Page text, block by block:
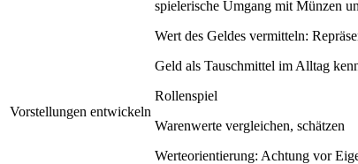
Vorstellungen entwickeln
spielerische Umgang mit Münzen
Wert des Geldes vermitteln:
Geld als Tauschmittel im Alltag
Rollenspiel
Warenwerte vergleichen, schätzen
Werteorientierung: Achtung vor